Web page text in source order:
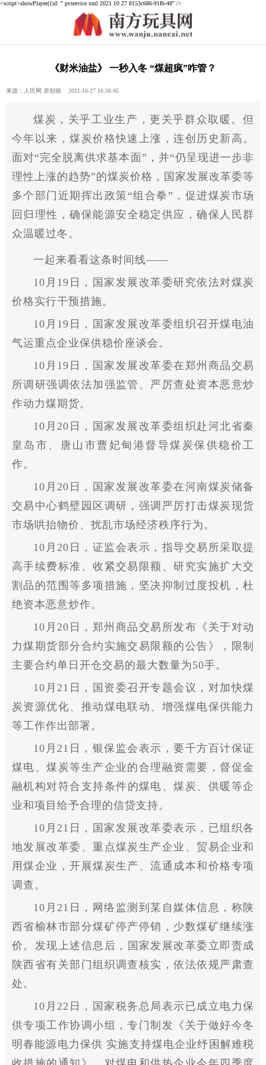
<script>showPlayer({id: " pvservice xml 2021 10 27 8153c686-91fb-48" />
《财米油盐》 一秒入冬 “煤超疯”咋管？
来源：人民网 原创稿 2021-10-27 16:58:45
煤炭，关乎工业生产，更关乎群众取暖。但
今年以来，煤炭价格快速上涨，连创历史新高。
面对“完全脱离供求基本面”，并“仍呈现进一步非
理性 上涨的趋势”的煤炭价格， 国家发展改革委等
多个部门 近期挥出政策“组合拳”，促进煤炭市场
回归理性 ，确保能源安全稳定供应，确保人民群
众温暖过冬。
一起来看看这条时间线——
10月19日， 国家 发展改革委研究依法对煤炭
价格实行干预措施。
10月19日， 国家 发展改革委组织召开煤电油
气运重点企业保供稳价座谈会。
10月19日， 国家 发展改革委在郑州商品交易
所调研强调依法加强监管、严厉查处资本恶意炒
作动力煤期货。
10月20日， 国家 发展改革委组织赴河北省秦
皇岛市、唐山市曹妃甸港督导煤炭保供稳价工
作。
10月20日， 国家 发展改革委在河南煤炭储备
交易中心鹤壁园区调研，强调严厉打击煤炭现货
市场哄抬物价、扰乱市场经济秩序行为。
10月20日，证监会表示，指导交易所采取提
高手续费标准、收紧交易限额、研究实施扩大交
割品的范围等多项措施，坚决抑制过度投机，杜
绝资本恶意炒作。
10月20日，郑州商品交易所发布《关于对动
力煤期货部分合约实施交易限额的公告》，限制
主要合约单日开仓交易的最大数量为50手。
10月21日，国资委召开专题会议，对加快煤
炭资源优化、推动煤电联动、增强煤电保供能力
等工作作出部署。
10月21日，银保监会表示，要千方百计保证
煤电、煤炭等生产企业的合理融资需要，督促金
融机构对符合支持条件的煤电、煤炭、供暖等企
业和项目给予合理的信贷支持。
10月21日， 国家 发展改革委表示，已组织各
地发展改革委、重点煤炭生产企业、贸易企业和
用煤企业，开展煤炭生产、流通成本和价格专项
调查。
10月21日，网络监测到某自媒体信息，称陕
西省榆林市部分煤矿停产停销，少数煤矿继续涨
价。发现上述信息后， 国家发展改革委立即责成
陕西省有关部门组织调查核实，依法依规严肃查
处。
10月22日， 国家税务总局表示已成立电力保
供专项工作协调小组，专门制发《关于做好今冬
明春能源电力保供 实施支持煤电企业纾困解难税